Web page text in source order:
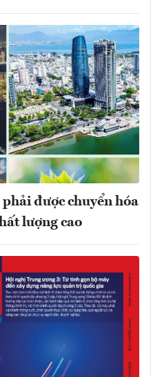
được chuyển hóa
lượng cao